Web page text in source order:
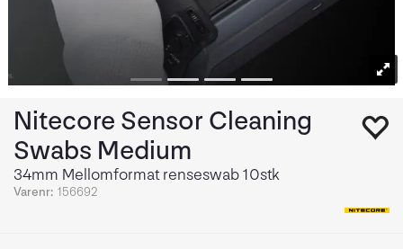
Nitecore Sensor Cleaning
Swabs Medium
34mm Mellomformat renseswab 10stk
Varenr: 156692